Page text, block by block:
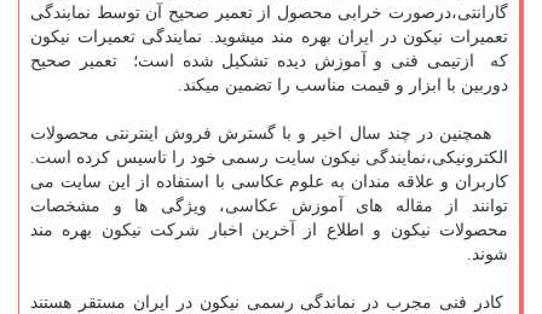
گارانتی،درصورت خرابی محصول از تعمیر صحیح آن توسط نمایندگی
تعمیرات نیکون در ایران بهره مند میشوید. نمایندگی تعمیرات نیکون
که ازتیمی فنی و آموزش دیده تشکیل شده است؛ تعمیر صحیح
دوربین با ابزار و قیمت مناسب را تضمین میکند.
همچنین در چند سال اخیر و با گسترش فروش اینترنتی محصولات
الکترونیکی،نمایندگی نیکون سایت رسمی خود را تاسیس کرده است.
کاربران و علاقه مندان به علوم عکاسی با استفاده از این سایت می
توانند از مقاله های آموزش عکاسی، ویژگی ها و مشخصات
محصولات نیکون و اطلاع از آخرین اخبار شرکت نیکون بهره مند
شوند.
کادر فنی مجرب در نماندگی رسمی نیکون در ایران مستقر هستند